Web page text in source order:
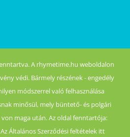
A rhymetime.hu weboldalon
védi. Bármely részének - engedély
módszerrel való felhasználása
minősül, mely büntető- és polgári
maga után. Az oldal fenntartója:
Általános Szerződési feltételek itt